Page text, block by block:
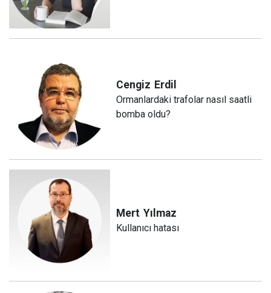
Cengiz Erdil
Ormanlardaki trafolar nasıl saatli
bomba oldu?
Mert Yılmaz
Kullanıcı hatası